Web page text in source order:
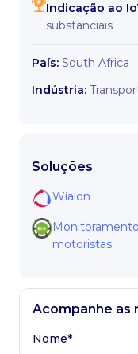
Indicação ao
substanciais
País: South Africa
Indústria:
Soluções
Wialon
motoristas
Acompanhe as
Nome*